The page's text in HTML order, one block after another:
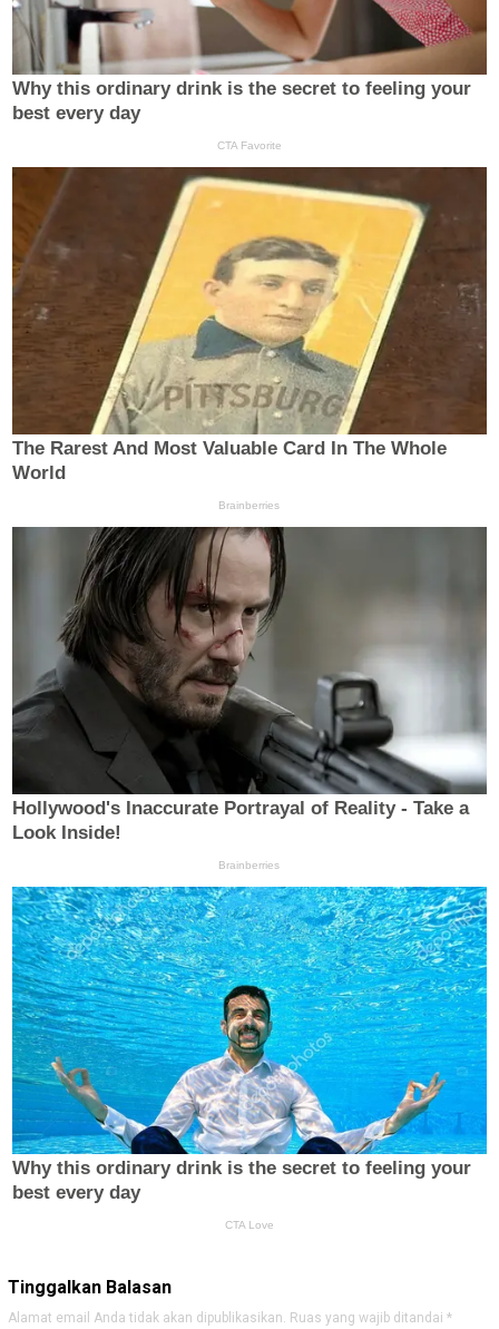
Tinggalkan Balasan
Alamat email Anda tidak akan dipublikasikan. Ruas yang wajib ditandai *